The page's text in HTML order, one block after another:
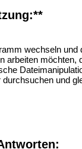
wechseln
arbeiten
und